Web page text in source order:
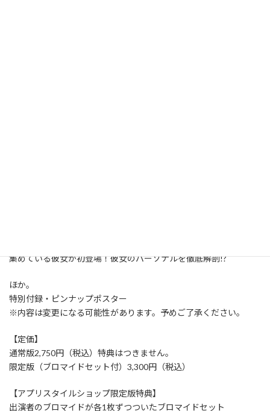
集めている彼女が初登場！彼女のパーソナルを徹底解剖!?
ほか。
特別付録・ピンナップポスター
※内容は変更になる可能性があります。予めご了承ください。
【定価】
通常版2,750円（税込）特典はつきません。
限定版（ブロマイドセット付）3,300円（税込）
【アプリスタイルショップ限定版特典】
出演者のブロマイドが各1枚ずつついたブロマイドセット